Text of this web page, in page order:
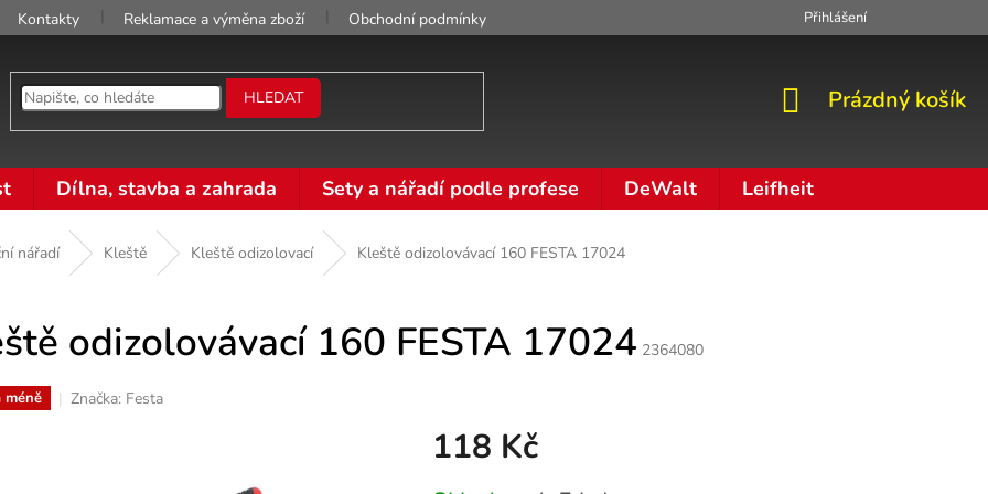
Kontakty Reklamace a výměna zboží Obchodní podmínky Moje objednávka
Přihlášení
HLEDAT
NÁKUPNÍ
Prázdný košík
Dílna, stavba a zahrada Sety a nářadí podle profese DeWalt Leifheit
nářadí Kleště Kleště odizolovací Kleště odizolovávací 160 FESTA 17024
odizolovávací 160 FESTA 17024 2364080
méně Značka: Festa
118 Kč